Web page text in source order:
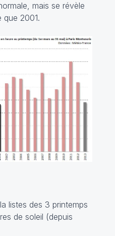
mais se révèle
que 2001.
listes des 3 printemps
de soleil (depuis